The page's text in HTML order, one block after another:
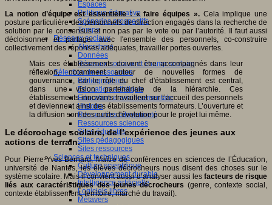
Espaces
Politique éducative
Scénarios prospectifs
Temps
Réseaux sociaux
Algorithme
Données
Réseaux sociaux et champ scolaire
Sélection de ressources
Bibliographies
Education artistique
Education environnementale
Histoire
Ressources citoyenneté
Ressources sciences
Sites éducatifs
Sites pédagogiques
Sites ressources
Sciences et techniques
Culture scientifique
Développement durable
Intelligence artificielle
Logiciels libres
Métavers
La notion d’équipe est essentielle : « faire équipes ».Cela implique une
posture particulière des personnels de direction engagés dans la recherche de
solution par le consensus et non pas par le vote ou par l’autorité. Il faut aussi
décloisonner et partager avec l'ensemble des personnels, co-construire
collectivement des réponses adéquates, travailler portes ouvertes.
Mais ces établissements doivent être accompagnés dans leur
réflexion, notamment autour de nouvelles formes de
gouvernance, car le rôle du chef d'établissement est central,
dans une vision partenariale de la hiérarchie. Ces
établissements innovants travaillent sur l’accueil des personnels
et deviennent ainsi des établissements formateurs. L’ouverture et
la diffusion sont des outils d'évolution pour le projet lui même.
Le décrochage scolaire, de l’expérience des jeunes aux
actions de terrain.
Pour Pierre-Yves Bernard, Maître de conférences en sciences de l’Éducation,
université de Nantes, les élèves décrocheurs nous disent des choses sur le
système scolaire. Mais il convient aussi d’analyser aussi les facteurs de risque
liés aux caractéristiques des jeunes décrocheurs (genre, contexte social,
contexte établissement, territoire, marché du travail).